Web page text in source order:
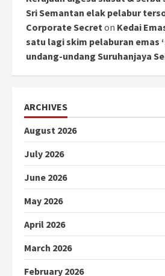
Sri Semantan elak pelabur
Corporate Secreton Kedai
satu lagi skim pelaburan emas
undang-undang Suruhanjaya
ARCHIVES
August 2026
July 2026
June 2026
May 2026
April 2026
March 2026
February 2026